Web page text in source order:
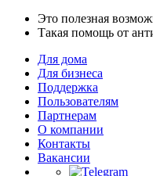
Это полезная
Такая помощь от
Для дома
Для бизнеса
Поддержка
Пользователям
Партнерам
О компании
Контакты
Вакансии